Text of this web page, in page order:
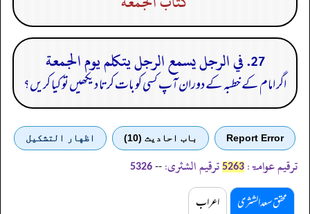
27. في الرجل يسمع الرجل يتكلم يوم الجمعة
اگر امام کے خطبہ کے دوران آپ کسی کو بات کرتا دیکھیں تو کیا کریں؟
Report Error باب احادیث (10) اظهار التشكيل
ترقیم عوامۃ: 5263 ترقیم الشثری: --
5326
محقق سعد الشثری اعراب